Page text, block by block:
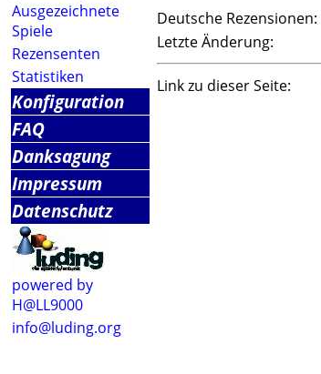
Ausgezeichnete
Spiele
Rezensenten
Statistiken
Konfiguration
FAQ
Danksagung
Impressum
Datenschutz
powered by
H@LL9000
info@luding.org
Deutsche Rezensionen:
Letzte Änderung:
Link zu dieser Seite: